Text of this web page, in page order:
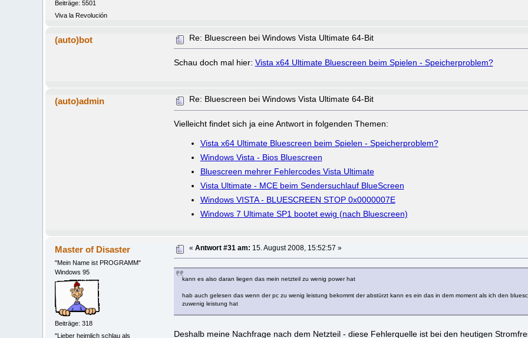
Beiträge: 5501
Viva la Revolución
(auto)bot Re: Bluescreen bei Windows Vista Ultimate 64-Bit
Schau doch mal hier: Vista x64 Ultimate Bluescreen beim Spielen - Speicherproblem?
(auto)admin Re: Bluescreen bei Windows Vista Ultimate 64-Bit
Vielleicht findet sich ja eine Antwort in folgenden Themen:
Vista x64 Ultimate Bluescreen beim Spielen - Speicherproblem?
Windows Vista - Bios Bluescreen
Bluescreen mehrer Fehlercodes Vista Ultimate
Vista Ultimate - MCE beim Sendersuchlauf BlueScreen
Windows VISTA - BLUESCREEN STOP 0x0000007E
Windows 7 Ultimate SP1 bootet ewig (nach Bluescreen)
Master of Disaster
"Mein Name ist PROGRAMM"
Windows 95
Beiträge: 318
"Lieber heimlich schlau als
«Antwort #31 am: 15. August 2008, 15:52:57 »
kann es also daran liegen das mein netzteil zu wenig power hat
hab auch gelesen das wenn der pc zu wenig leistung bekommt der abstürzt kann es ein das in dem moment als ich den
zuwenig leistung hat
Deshalb meine Nachfrage nach dem Netzteil - diese Fehlerquelle ist bei den heutigen